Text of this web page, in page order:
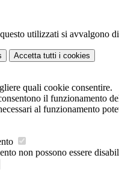
utilizzati si avvalgono
Accetta tutti i cookies
quali cookie consentire.
il funzionamento
al funzionamento
non possono essere